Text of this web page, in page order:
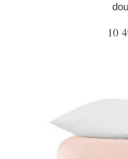
10